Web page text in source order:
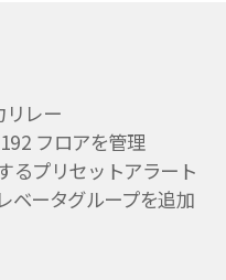
リレー
フロアを管理
るプリセットアラート
ベータグループを追加